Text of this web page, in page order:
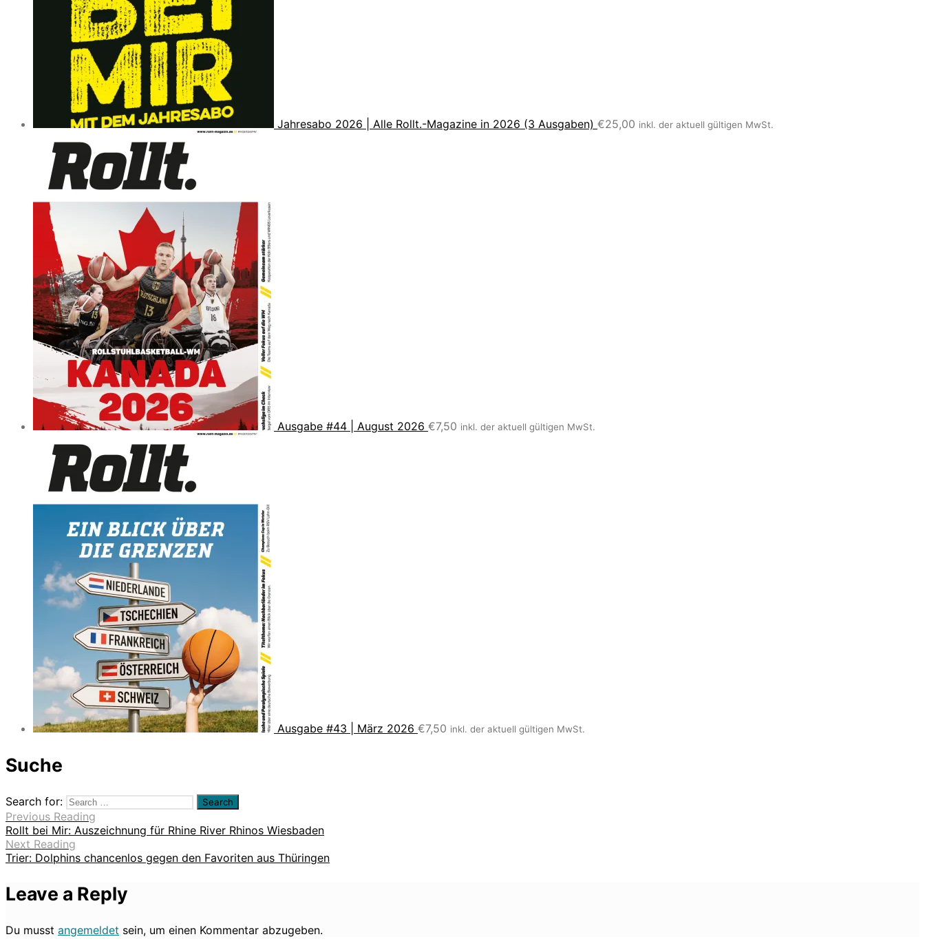
Jahresabo 2026 | Alle Rollt.-Magazine in 2026 (3 Ausgaben) €25,00 inkl. der aktuell gültigen MwSt.
Ausgabe #44 | August 2026 €7,50 inkl. der aktuell gültigen MwSt.
Ausgabe #43 | März 2026 €7,50 inkl. der aktuell gültigen MwSt.
Suche
Search for:
Previous Reading
Rollt bei Mir: Auszeichnung für Rhine River Rhinos Wiesbaden
Next Reading
Trier: Dolphins chancenlos gegen den Favoriten aus Thüringen
Leave a Reply
Du musst angemeldet sein, um einen Kommentar abzugeben.